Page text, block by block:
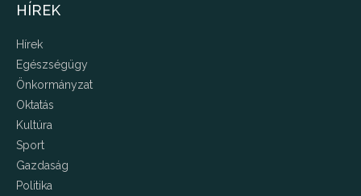
HÍREK
Hírek
Egészségügy
Önkormányzat
Oktatás
Kultúra
Sport
Gazdaság
Politika